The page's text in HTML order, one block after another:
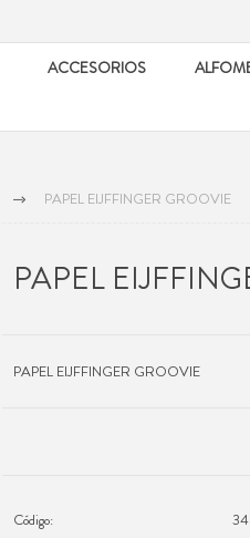
ACCESORIOS
PAPEL EIJFFINGER GROOVIE
PAPEL
PAPEL EIJFFINGER GROOVIE
Código: